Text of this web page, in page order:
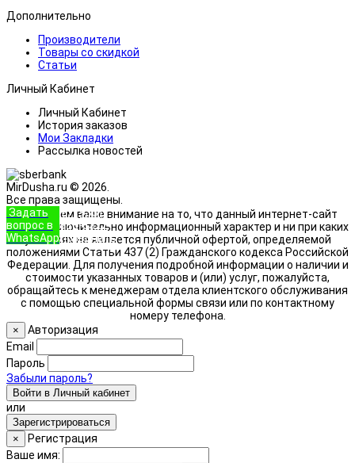
Дополнительно
Производители
Товары со скидкой
Статьи
Личный Кабинет
Личный Кабинет
История заказов
Мои Закладки
Рассылка новостей
MirDusha.ru © 2026.
Все права защищены.
Обращаем ваше внимание на то, что данный интернет-сайт
носит исключительно информационный характер и ни при каких
условиях не является публичной офертой, определяемой
положениями Статьи 437 (2) Гражданского кодекса Российской
Федерации. Для получения подробной информации о наличии и
стоимости указанных товаров и (или) услуг, пожалуйста,
обращайтесь к менеджерам отдела клиентского обслуживания
с помощью специальной формы связи или по контактному
номеру телефона.
Задать
вопрос в
WhatsApp
+7 (933)
888-8322
Позвонить
×
Авторизация
Email
Пароль
Забыли пароль?
Войти в Личный кабинет
или
Зарегистрироваться
×
Регистрация
Ваше имя: